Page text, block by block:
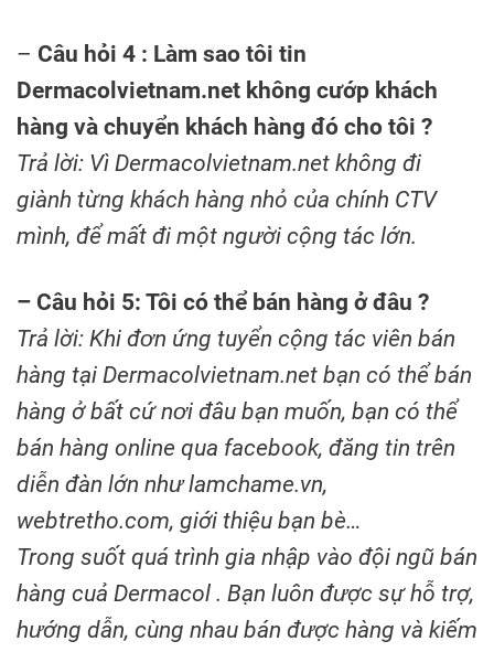
– Câu hỏi 4 : Làm sao tôi tin
Dermacolvietnam.net không cướp khách
hàng và chuyển khách hàng đó cho tôi ?
Trả lời: Vì Dermacolvietnam.net không đi
giành từng khách hàng nhỏ của chính CTV
mình, để mất đi một người cộng tác lớn.
– Câu hỏi 5: Tôi có thể bán hàng ở đâu ?
Trả lời: Khi đơn ứng tuyển cộng tác viên bán
hàng tại Dermacolvietnam.net bạn có thể bán
hàng ở bất cứ nơi đâu bạn muốn, bạn có thể
bán hàng online qua facebook, đăng tin trên
diễn đàn lớn như lamchame.vn,
webtretho.com, giới thiệu bạn bè…
Trong suốt quá trình gia nhập vào đội ngũ bán
hàng cuả Dermacol . Bạn luôn được sự hỗ trợ,
hướng dẫn, cùng nhau bán được hàng và kiếm